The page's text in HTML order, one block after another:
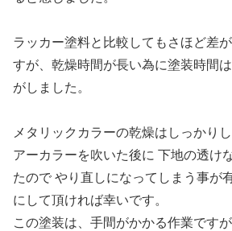
ラッカー塗料と比較してもさほど差
すが、乾燥時間が長い為に塗装時間
がしました。
メタリックカラーの乾燥はしっかり
アーカラーを吹いた後に 下地の透け
たので やり直しになってしまう事が
にして頂ければ幸いです。
この塗装は、手間がかかる作業です